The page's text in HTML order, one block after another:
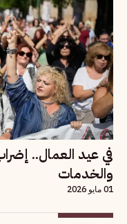
في عيد العمال..
والخدمات
01 مايو 2026